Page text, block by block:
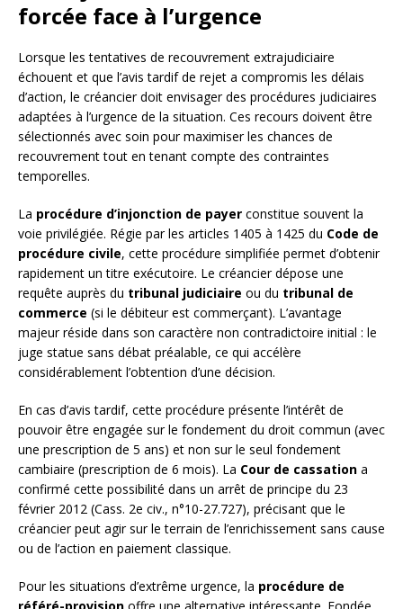
forcée face à l’urgence
Lorsque les tentatives de recouvrement extrajudiciaire
échouent et que l’avis tardif de rejet a compromis les délais
d’action, le créancier doit envisager des procédures judiciaires
adaptées à l’urgence de la situation. Ces recours doivent être
sélectionnés avec soin pour maximiser les chances de
recouvrement tout en tenant compte des contraintes
temporelles.
La procédure d’injonction de payer constitue souvent la
voie privilégiée. Régie par les articles 1405 à 1425 du Code de
procédure civile, cette procédure simplifiée permet d’obtenir
rapidement un titre exécutoire. Le créancier dépose une
requête auprès du tribunal judiciaire ou du tribunal de
commerce (si le débiteur est commerçant). L’avantage
majeur réside dans son caractère non contradictoire initial : le
juge statue sans débat préalable, ce qui accélère
considérablement l’obtention d’une décision.
En cas d’avis tardif, cette procédure présente l’intérêt de
pouvoir être engagée sur le fondement du droit commun (avec
une prescription de 5 ans) et non sur le seul fondement
cambiaire (prescription de 6 mois). La Cour de cassation a
confirmé cette possibilité dans un arrêt de principe du 23
février 2012 (Cass. 2e civ., n°10-27.727), précisant que le
créancier peut agir sur le terrain de l’enrichissement sans cause
ou de l’action en paiement classique.
Pour les situations d’extrême urgence, la procédure de